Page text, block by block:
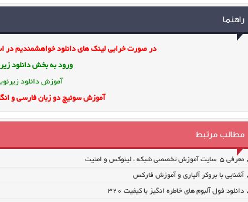
راهنما
در صورت خرابی لینک های دانلود خواهشمندیم در
ورود به بخش دانلود
آموزش دانلود
آموزش سوئیچ دو زبان فارسی و
مطالب مرتبط
معرفی ۵ سایت آموزش تخصصی شبکه ، لینوکس و امنیت
آشنایی با بروکر آلپاری و آموزش فارکس
دانلود فول آلبوم های خاطره انگیز با کیفیت ۳۲۰